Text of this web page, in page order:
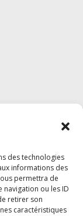
des technologies
informations des
permettra de
ou les ID
retirer son
caractéristiques